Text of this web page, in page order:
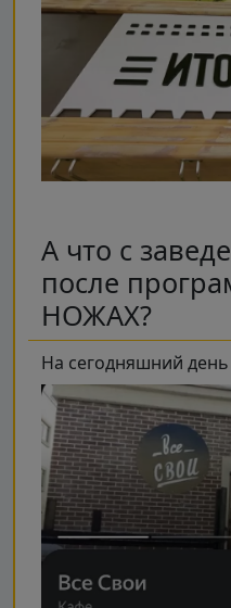
А что с
после
НОЖАХ?
На сегодняшний